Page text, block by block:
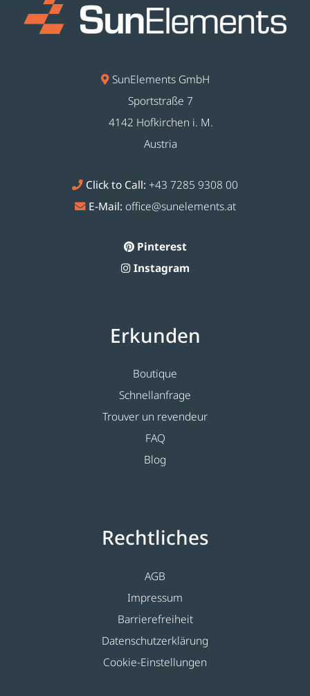
SunElements GmbH
Sportstraße 7
4142 Hofkirchen i. M.
Austria
Click to Call: +43 7285 9308 00
E-Mail: office@sunelements.at
Pinterest
Instagram
Erkunden
Boutique
Schnellanfrage
Trouver un revendeur
FAQ
Blog
Rechtliches
AGB
Impressum
Barrierefreiheit
Datenschutzerklärung
Cookie-Einstellungen